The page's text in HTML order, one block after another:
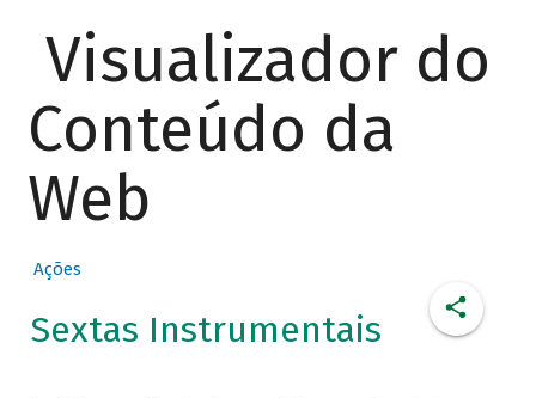
Visualizador do
Conteúdo da
Web
Ações
Sextas Instrumentais